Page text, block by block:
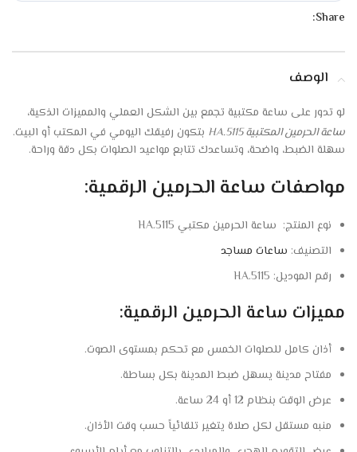
Share:
الوصف
لو تدور على ساعة مكتبية تجمع بين الشكل العملي والمميزات الذكية،
ساعة الحرمين المكتبية HA.5115
بتكون رفيقك اليومي في المكتب أو البيت.
سهلة الضبط، واضحة، وتساعدك تتابع مواعيد الصلوات بكل دقة وراحة.
مواصفات ساعة الحرمين الرقمية:
نوع المنتج: ساعة الحرمين مكتبي HA.5115
التصنيف: ساعات مساجد
رقم الموديل: HA.5115
مميزات ساعة الحرمين الرقمية:
أذان كامل للصلوات الخمس مع تحكم بمستوى الصوت.
مفتاح مدينة يسهل ضبط المدينة بكل بساطة.
عرض الوقت بنظام 12 أو 24 ساعة.
منبه مستقل لكل صلاة يتغير تلقائياً حسب وقت الأذان.